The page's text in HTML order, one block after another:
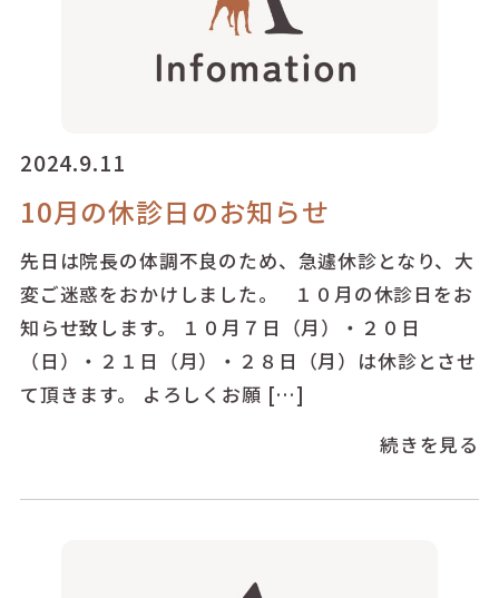
2024.9.11
10月の休診日のお知らせ
先日は院長の体調不良のため、急遽休診となり、大
変ご迷惑をおかけしました。 １０月の休診日をお
知らせ致します。 １０月７日（月）・２０日
（日）・２１日（月）・２８日（月）は休診とさせ
て頂きます。 よろしくお願 […]
続きを見る